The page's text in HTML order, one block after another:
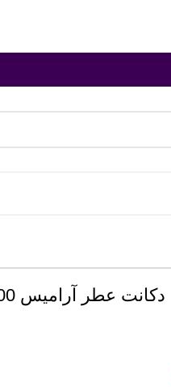
دکانت عطر آرامیس Aramis 900 | 900